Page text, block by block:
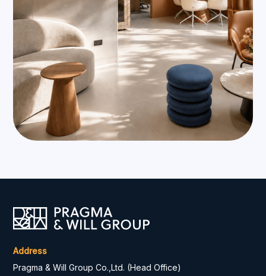
Address
Pragma & Will Group Co.,Ltd. (Head Office)